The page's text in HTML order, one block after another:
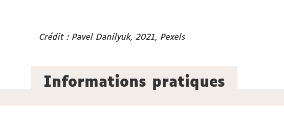
Crédit : Pavel Danilyuk, 2021, Pexels
Informations pratiques